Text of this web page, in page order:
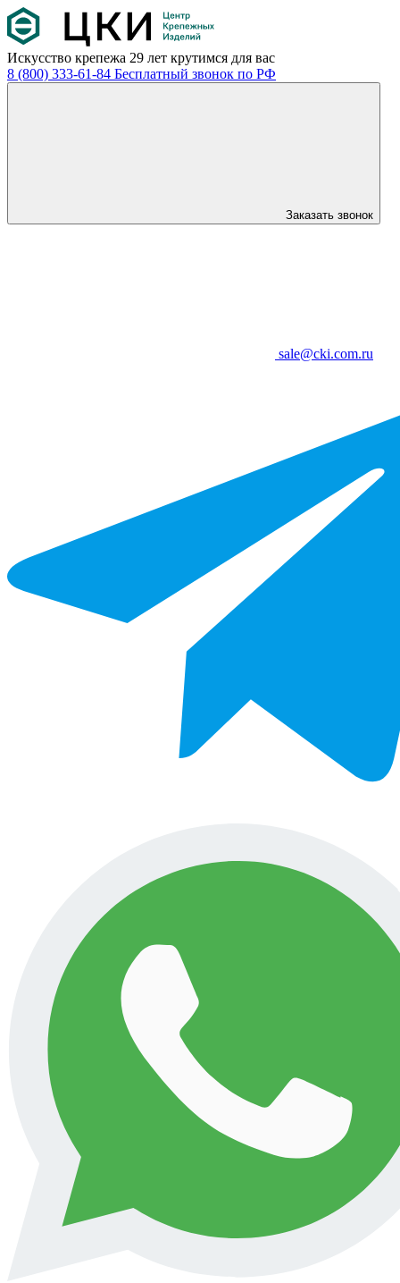
Искусство крепежа 29 лет крутимся для вас
8 (800) 333-61-84 Бесплатный звонок по РФ
Заказать звонок
sale@cki.com.ru